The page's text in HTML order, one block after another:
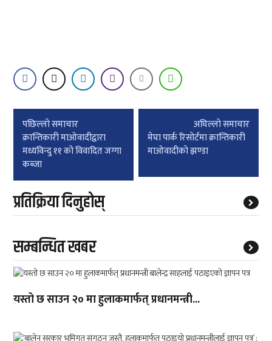
Post
navigation
पछिल्लाे समाचार
क्रान्तिकारी माओवादीद्वारा
मध्यविन्दु ११ को विवादित जग्गा
कब्जा
अघिल्लाे समाचार
मेघा पार्क रिसाेर्टमा क्रान्तिकारी
माओवादीकाे झण्डा
प्रतिक्रिया दिनुहोस्
सम्बन्धित खबर
यस्तो छ साउन २० मा हुलाकमार्फत् प्रधानमन्त्री...